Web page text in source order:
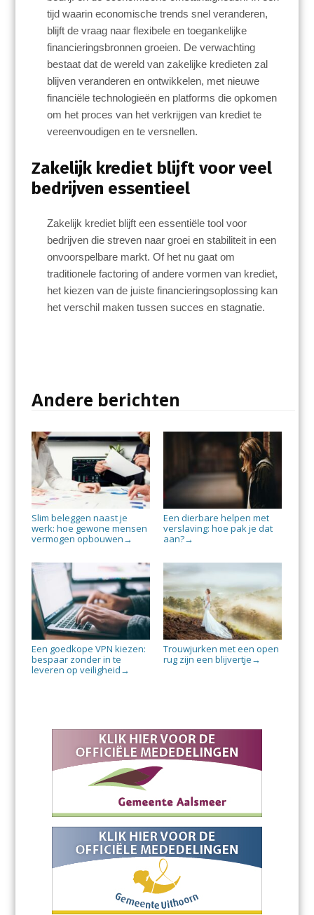
tijd waarin economische trends snel veranderen,
blijft de vraag naar flexibele en toegankelijke
financieringsbronnen groeien. De verwachting
bestaat dat de wereld van zakelijke kredieten zal
blijven veranderen en ontwikkelen, met nieuwe
financiële technologieën en platforms die opkomen
om het proces van het verkrijgen van krediet te
vereenvoudigen en te versnellen.
Zakelijk krediet blijft voor veel
bedrijven essentieel
Zakelijk krediet blijft een essentiële tool voor
bedrijven die streven naar groei en stabiliteit in een
onvoorspelbare markt. Of het nu gaat om
traditionele factoring of andere vormen van krediet,
het kiezen van de juiste financieringsoplossing kan
het verschil maken tussen succes en stagnatie.
Andere berichten
Slim beleggen naast je
werk: hoe gewone mensen
vermogen opbouwen →
Een dierbare helpen met
verslaving: hoe pak je dat
aan?→
Een goedkope VPN kiezen:
bespaar zonder in te
leveren op veiligheid →
Trouwjurken met een open
rug zijn een blijvertje →